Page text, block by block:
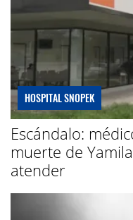
HOSPITAL SNOPEK
Escándalo:
muerte de
atender